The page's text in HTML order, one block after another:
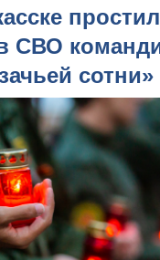
СВО
сотни»